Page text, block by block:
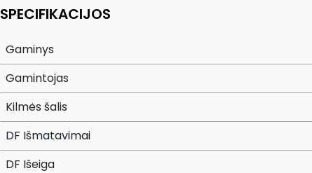
SPECIFIKACIJOS
Gaminys
Gamintojas
Kilmės šalis
DF Išmatavimai
DF Išeiga